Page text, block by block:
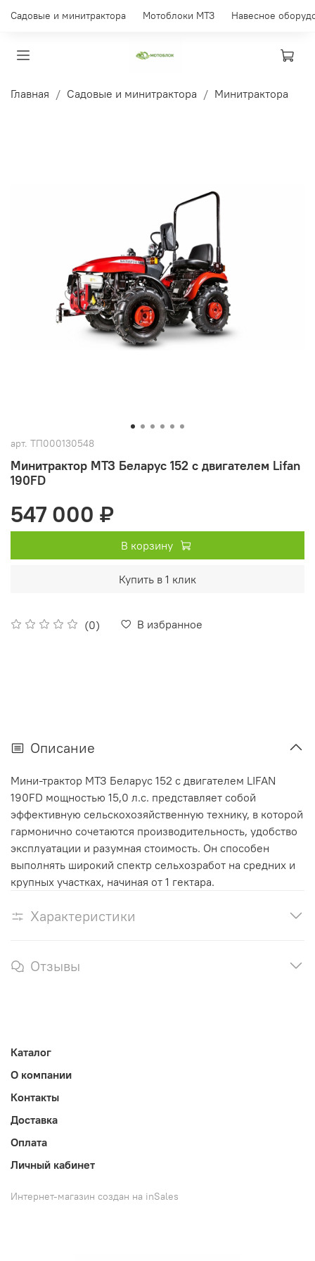
Садовые и минитрактора Мотоблоки МТЗ Навесное
Главная Садовые и минитрактора Минитрактора
арт. ТП000130548
Минитрактор МТЗ Беларус 152 с двигателем Lifan
190FD
(0) В избранное
547 000 ₽
В корзину
Купить в 1 клик
Описание
Мини-трактор МТЗ Беларус 152 с двигателем LIFAN
190FD мощностью 15,0 л.с. представляет собой
эффективную сельскохозяйственную технику, в которой
гармонично сочетаются производительность, удобство
эксплуатации и разумная стоимость. Он способен
выполнять широкий спектр сельхозработ на средних и
крупных участках, начиная от 1 гектара.
Характеристики
Отзывы
Каталог
О компании
Контакты
Доставка
Оплата
Личный кабинет
Интернет-магазин создан на inSales